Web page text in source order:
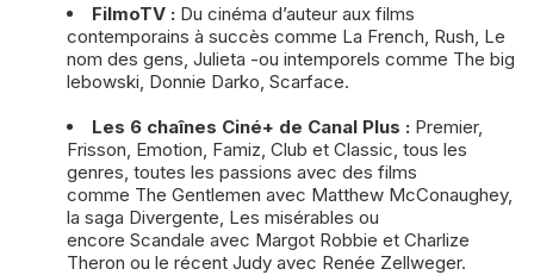
FilmoTV : Du cinéma d’auteur aux films
contemporains à succès comme La French, Rush, Le
nom des gens, Julieta -ou intemporels comme The big
lebowski, Donnie Darko, Scarface.
Les 6 chaînes Ciné+ de Canal Plus : Premier,
Frisson, Emotion, Famiz, Club et Classic, tous les
genres, toutes les passions avec des films
comme The Gentlemen avec Matthew McConaughey,
la saga Divergente, Les misérables ou
encore Scandale avec Margot Robbie et Charlize
Theron ou le récent Judy avec Renée Zellweger.